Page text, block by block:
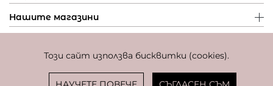
Този сайт използва бисквитки (cookies).
Нашите магазини
Фиксиран курс за превалутиране: 1 EUR = 1,95583 BGN